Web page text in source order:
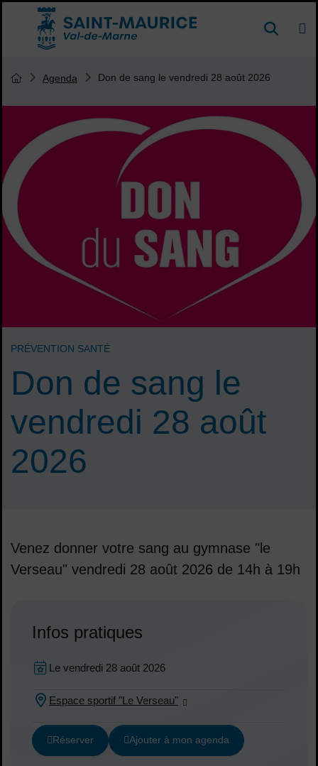
Menu de raccourcis
Accueil ville de Saint-Maurice DE
Don de sang le
vendredi 28 août
2026
PRÉVENTION SANTÉ
Vous êtes ici :
Page d'accueil du site
Agenda Don de sang le vendredi 28 août 2026
Venez donner votre sang au gymnase "le
Verseau" vendredi 28 août 2026 de 14h à 19h
Infos pratiques
Dates :Dates en cours
Le vendredi 28 août 2026
Lieu :
Espace sportif "Le Verseau"
Réserver Ajouter à mon agenda